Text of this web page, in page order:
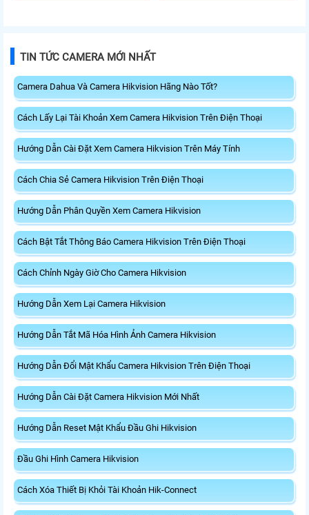
TIN TỨC CAMERA MỚI NHẤT
Camera Dahua Và Camera Hikvision Hãng Nào Tốt?
Cách Lấy Lại Tài Khoản Xem Camera Hikvision Trên Điện Thoại
Hướng Dẫn Cài Đặt Xem Camera Hikvision Trên Máy Tính
Cách Chia Sẻ Camera Hikvision Trên Điện Thoại
Hướng Dẫn Phân Quyền Xem Camera Hikvision
Cách Bật Tắt Thông Báo Camera Hikvision Trên Điện Thoại
Cách Chỉnh Ngày Giờ Cho Camera Hikvision
Hướng Dẫn Xem Lại Camera Hikvision
Hướng Dẫn Tắt Mã Hóa Hình Ảnh Camera Hikvision
Hướng Dẫn Đổi Mật Khẩu Camera Hikvision Trên Điện Thoại
Hướng Dẫn Cài Đặt Camera Hikvision Mới Nhất
Hướng Dẫn Reset Mật Khẩu Đầu Ghi Hikvision
Đầu Ghi Hình Camera Hikvision
Cách Xóa Thiết Bị Khỏi Tài Khoản Hik-Connect